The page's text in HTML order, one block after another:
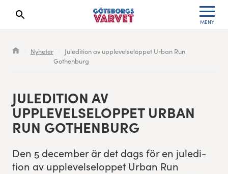
MENY
Sökresultaten dyker upp här
Nyheter
Juledition av upplevelseloppet Urban Run
Gothenburg
JULEDI­TION AV
UPPLEVELSELOP­PET URBAN
RUN GOTHENBURG
Den 5decem­ber är det dags för en juledi­
tion av upplevelselop­pet Urban Run
Deltagarinformation
Bana
Löparinspiration och träning
Stafettvarvet
Minivarvet
Varvetmilen
Evenemangs- & mediepartners
Partners Varvetveckan
Resultatarkiv